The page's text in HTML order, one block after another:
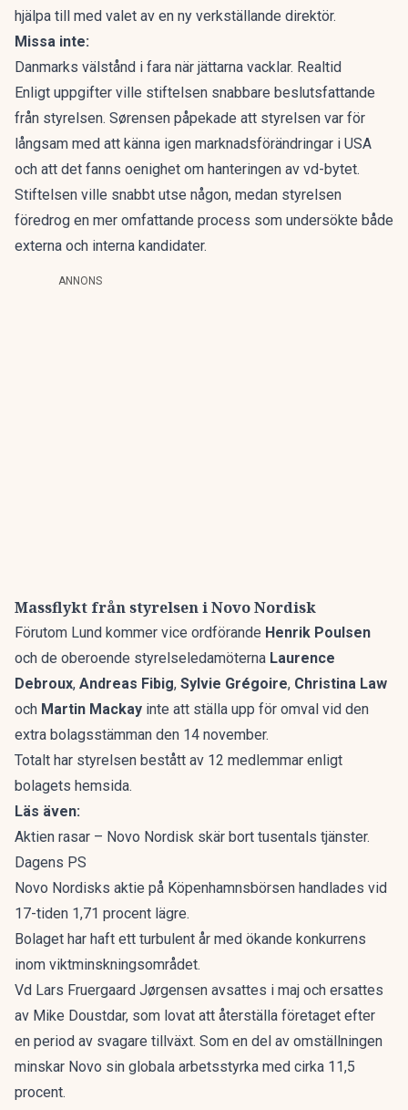
hjälpa till med valet av en ny verkställande direktör.
Missa inte:
Danmarks välstånd i fara när jättarna vacklar. Realtid
Enligt uppgifter ville stiftelsen snabbare beslutsfattande
från styrelsen. Sørensen påpekade att styrelsen var för
långsam med att känna igen marknadsförändringar i USA
och att det fanns oenighet om hanteringen av vd-bytet.
Stiftelsen ville snabbt utse någon, medan styrelsen
föredrog en mer omfattande process som undersökte både
externa och interna kandidater.
ANNONS
Massflykt från styrelsen i Novo Nordisk
Förutom Lund kommer vice ordförande Henrik Poulsen
och de oberoende styrelseledamöterna Laurence
Debroux, Andreas Fibig, Sylvie Grégoire, Christina Law
och Martin Mackay inte att ställa upp för omval vid den
extra bolagsstämman den 14 november.
Totalt har styrelsen bestått av 12 medlemmar enligt
bolagets hemsida.
Läs även:
Aktien rasar – Novo Nordisk skär bort tusentals tjänster.
Dagens PS
Novo Nordisks aktie på Köpenhamnsbörsen handlades vid
17-tiden 1,71 procent lägre.
Bolaget har haft ett turbulent år med ökande konkurrens
inom viktminskningsområdet.
Vd Lars Fruergaard Jørgensen avsattes i maj och ersattes
av Mike Doustdar, som lovat att återställa företaget efter
en period av svagare tillväxt. Som en del av omställningen
minskar Novo sin globala arbetsstyrka med cirka 11,5
procent.